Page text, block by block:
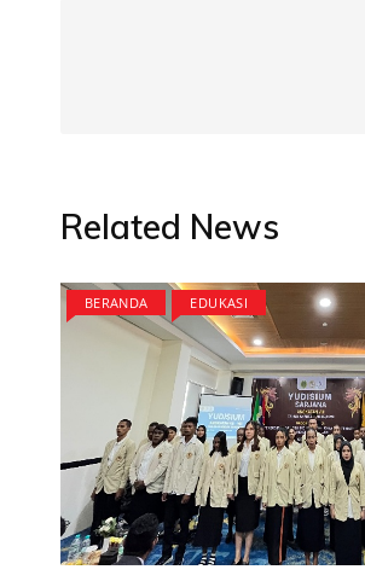
Related News
BERANDA EDUKASI